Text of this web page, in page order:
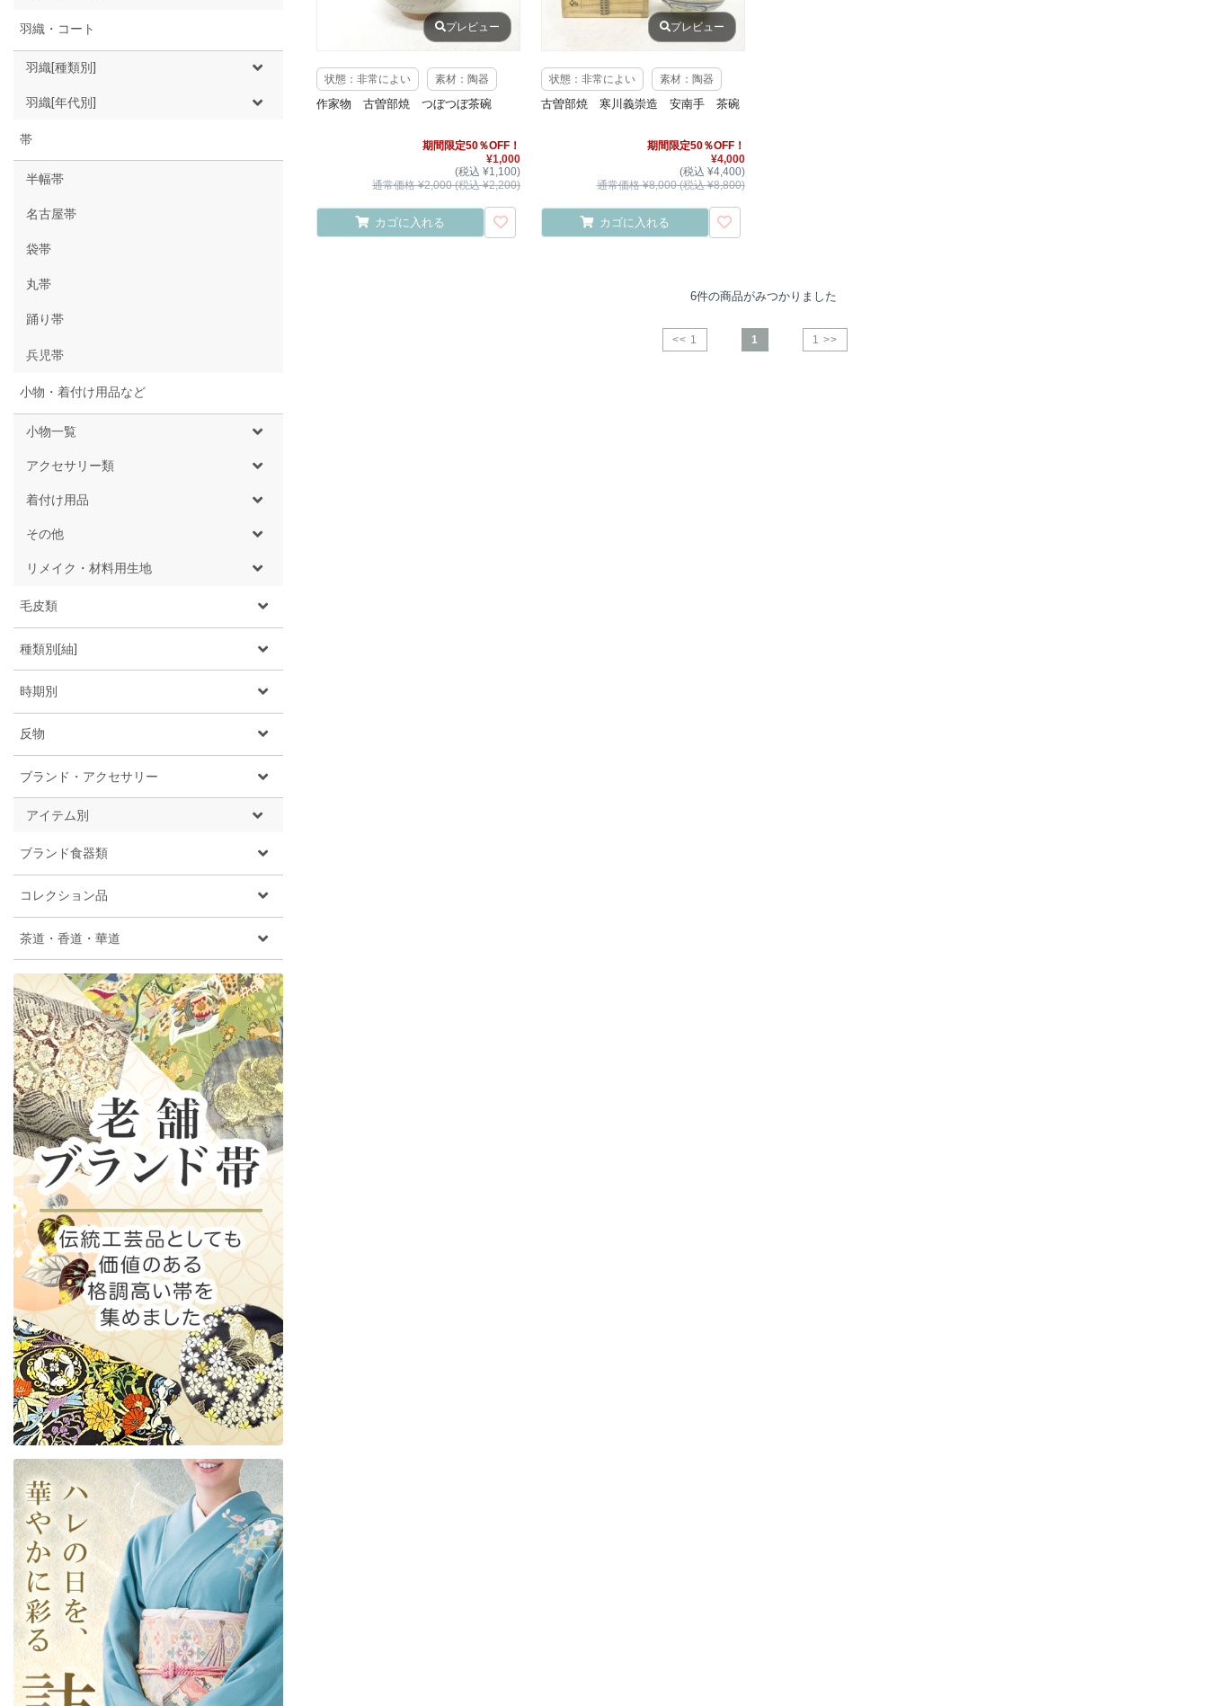
羽織・コート
羽織[種類別]
羽織[年代別]
帯
半幅帯
名古屋帯
袋帯
丸帯
踊り帯
兵児帯
小物・着付け用品など
小物一覧
アクセサリー類
着付け用品
その他
リメイク・材料用生地
毛皮類
種類別[紬]
時期別
反物
ブランド・アクセサリー
アイテム別
ブランド食器類
コレクション品
茶道・香道・華道
プレビュー
状態：非常によい 素材：陶器
作家物 古曽部焼 つぼつぼ茶碗
期間限定50％OFF！
¥1,000
(税込 ¥1,100)
通常価格 ¥2,000 (税込 ¥2,200)
カゴに入れる
プレビュー
状態：非常によい 素材：陶器
古曽部焼 寒川義崇造 安南手 茶碗
期間限定50％OFF！
¥4,000
(税込 ¥4,400)
通常価格 ¥8,000 (税込 ¥8,800)
カゴに入れる
6件の商品がみつかりました
<< 1 1 1 >>